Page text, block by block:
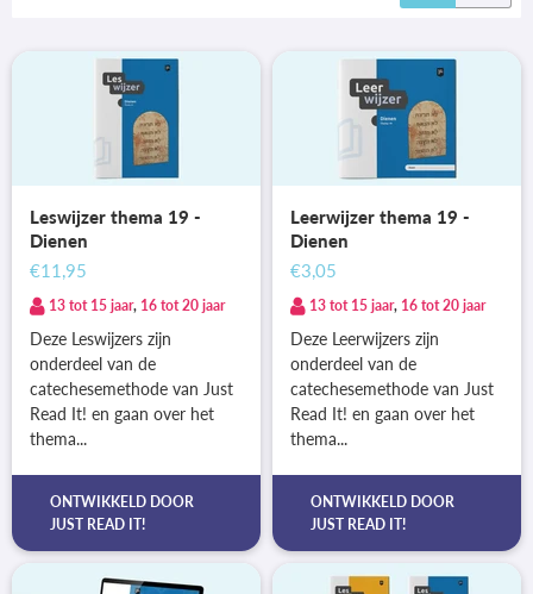
Leswijzer thema 19 -
Dienen
€11,95
13 tot 15 jaar, 16 tot 20 jaar
Deze Leswijzers zijn
onderdeel van de
catechesemethode van Just
Read It! en gaan over het
thema...
ONTWIKKELD DOOR
JUST READ IT!
Leerwijzer thema 19 -
Dienen
€3,05
13 tot 15 jaar, 16 tot 20 jaar
Deze Leerwijzers zijn
onderdeel van de
catechesemethode van Just
Read It! en gaan over het
thema...
ONTWIKKELD DOOR
JUST READ IT!